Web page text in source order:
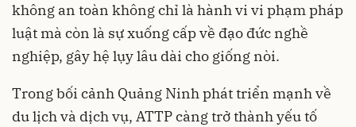
không an toàn không chỉ là hành vi vi phạm pháp
luật mà còn là sự xuống cấp về đạo đức nghề
nghiệp, gây hệ lụy lâu dài cho giống nòi.
Trong bối cảnh Quảng Ninh phát triển mạnh về
du lịch và dịch vụ, ATTP càng trở thành yếu tố